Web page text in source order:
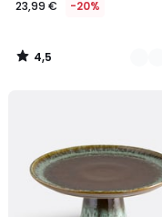
23,99 € -20%
4,5
/